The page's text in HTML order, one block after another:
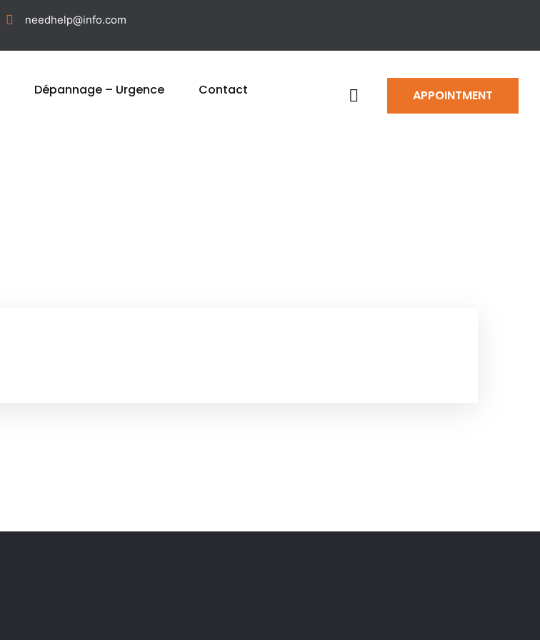
needhelp@info.com
Dépannage – Urgence Contact APPOINTMENT